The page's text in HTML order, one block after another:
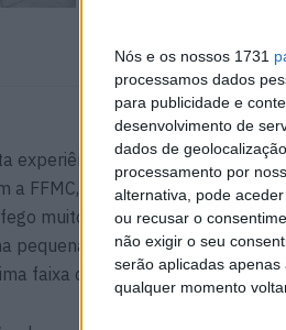
Nós e os nossos 1731
processamos dados
para publicidade e
desenvolvimento de
dados de
processamento por
alternativa, pode
ou recusar o
não exigir o seu
serão aplicadas
qualquer momento
experiência iniciada em 2016,
a FFMC, a AFDM e a CNPA. Em
muito congestionado ou
pequena diferença de
faixa de tráfego, e em certos